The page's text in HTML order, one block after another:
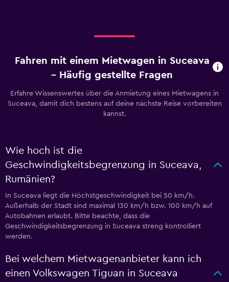
Fahren mit einem Mietwagen in Suceava
– Häufig gestellte Fragen
Erfahre Wissenswertes über die Anmietung eines Mietwagens in
Suceava, damit dich bestens auf deine nächste Reise vorbereiten
kannst.
Wie hoch ist die
Geschwindigkeitsbegrenzung in Suceava,
Rumänien?
In Suceava liegt die Höchstgeschwindigkeit bei 50 km/h.
Außerhalb der Stadt sind maximal 130 km/h bzw. 100 km/h auf
Autobahnen erlaubt. Bitte beachte, dass die
Geschwindigkeitsbegrenzung in Suceava streng kontrolliert
werden.
Bei welchem Mietwagenanbieter kann ich
einen Volkswagen Tiguan in Suceava